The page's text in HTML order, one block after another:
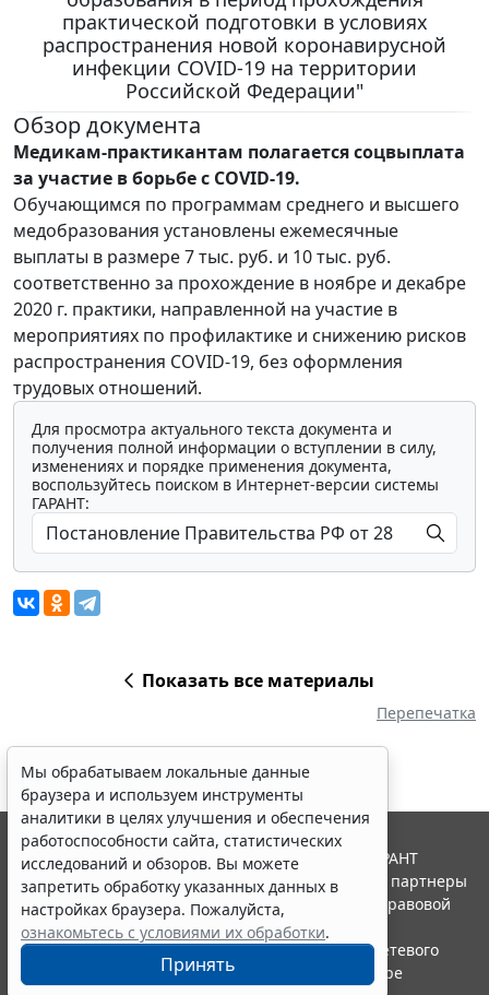
практической подготовки в условиях
распространения новой коронавирусной
инфекции COVID-19 на территории
Российской Федерации"
Обзор документа
Медикам-практикантам полагается соцвыплата
за участие в борьбе с COVID-19.
Обучающимся по программам среднего и высшего
медобразования установлены ежемесячные
выплаты в размере 7 тыс. руб. и 10 тыс. руб.
соответственно за прохождение в ноябре и декабре
2020 г. практики, направленной на участие в
мероприятиях по профилактике и снижению рисков
распространения COVID-19, без оформления
трудовых отношений.
Для просмотра актуального текста документа и
получения полной информации о вступлении в силу,
изменениях и порядке применения документа,
воспользуйтесь поиском в Интернет-версии системы
ГАРАНТ:
Показать все материалы
Перепечатка
Мы обрабатываем локальные данные
браузера и используем инструменты
аналитики в целях улучшения и обеспечения
работоспособности сайта, статистических
исследований и обзоров. Вы можете
запретить обработку указанных данных в
настройках браузера. Пожалуйста,
ознакомьтесь с условиями их обработки.
Принять
© ООО "НПП "ГАРАНТ-СЕРВИС", 2026. Система ГАРАНТ
выпускается с 1990 года. Компания "Гарант" и ее партнеры
являются участниками Российской ассоциации правовой
информации ГАРАНТ.
Портал ГАРАНТ.РУ зарегистрирован в качестве сетевого
издания Федеральной службой по надзору в сфере